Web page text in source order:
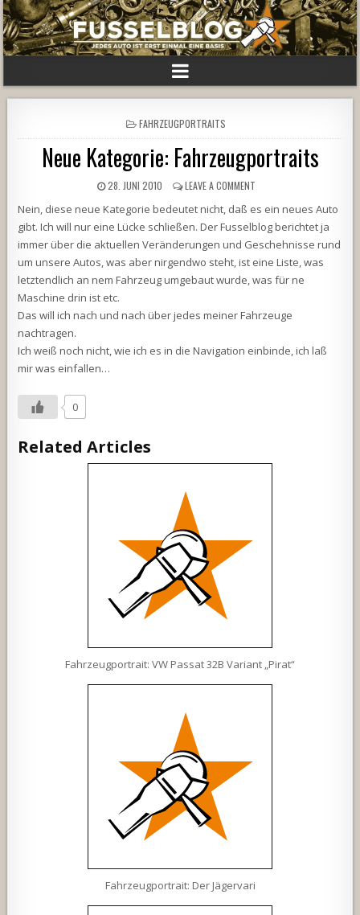
POSTED
IN
FAHRZEUGPORTRAITS
Neue Kategorie: Fahrzeugportraits
28. JUNI 2010 LEAVE A COMMENT
Nein, diese neue Kategorie bedeutet nicht, daß es ein neues Auto
gibt. Ich will nur eine Lücke schließen. Der Fusselblog berichtet ja
immer über die aktuellen Veränderungen und Geschehnisse rund
um unsere Autos, was aber nirgendwo steht, ist eine Liste, was
letztendlich an nem Fahrzeug umgebaut wurde, was für ne
Maschine drin ist etc.
Das will ich nach und nach über jedes meiner Fahrzeuge
nachtragen.
Ich weiß noch nicht, wie ich es in die Navigation einbinde, ich laß
mir was einfallen…
0
Related Articles
Fahrzeugportrait: VW Passat 32B Variant „Pirat“
Fahrzeugportrait: Der Jägervari